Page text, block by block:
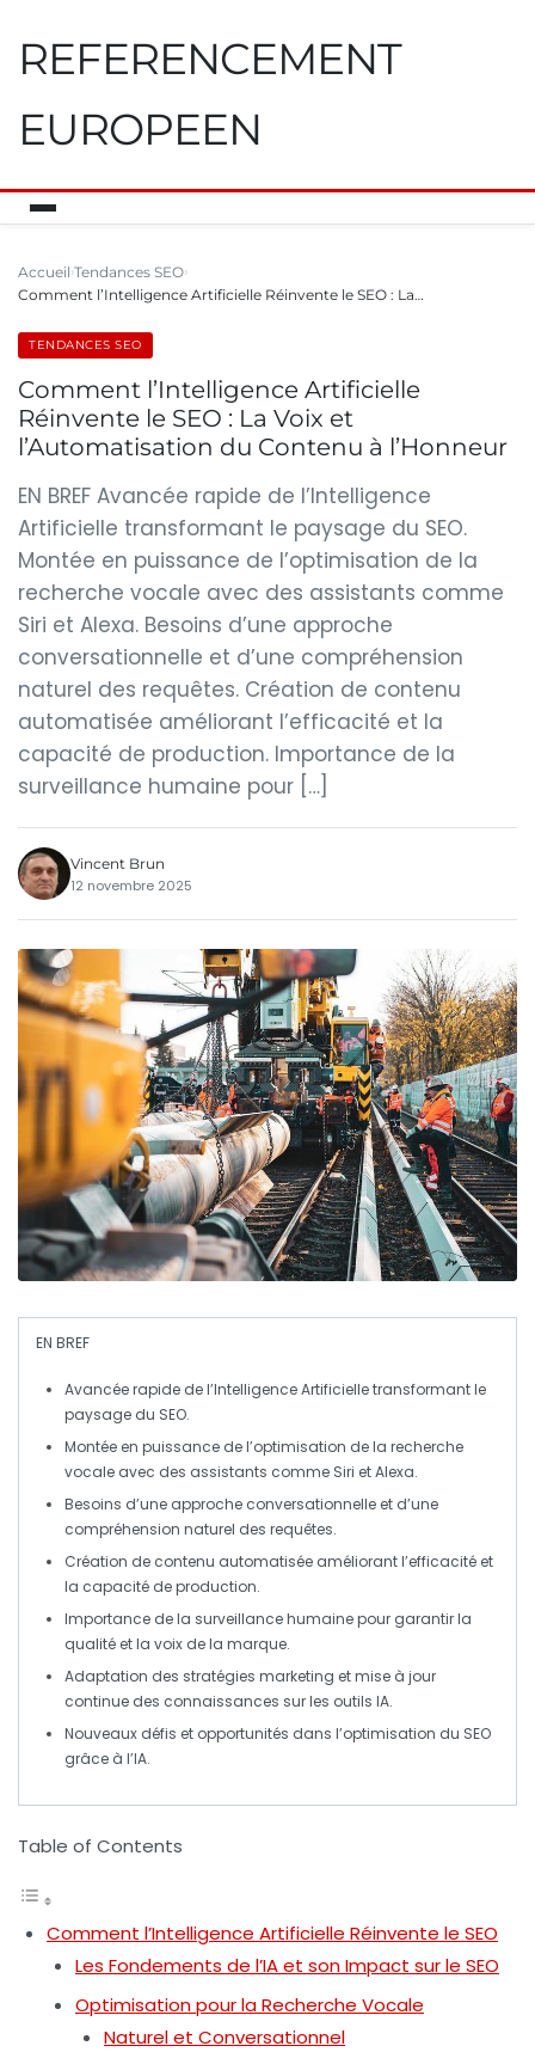
REFERENCEMENT
EUROPEEN
Accueil Tendances SEO
Comment l’Intelligence Artificielle Réinvente le SEO : La…
TENDANCES SEO
Comment l’Intelligence Artificielle
Réinvente le SEO : La Voix et
l’Automatisation du Contenu à l’Honneur
EN BREF Avancée rapide de l’Intelligence
Artificielle transformant le paysage du SEO.
Montée en puissance de l’optimisation de la
recherche vocale avec des assistants comme
Siri et Alexa. Besoins d’une approche
conversationnelle et d’une compréhension
naturel des requêtes. Création de contenu
automatisée améliorant l’efficacité et la
capacité de production. Importance de la
surveillance humaine pour […]
Vincent Brun
12 novembre 2025
EN BREF
Avancée rapide de l’Intelligence Artificielletransformant le
paysage du SEO.
Montée en puissance de l’optimisation de la recherche
vocale avec des assistants comme Siri etAlexa.
Besoins d’une approche conversationnelle et d’une
compréhension naturel des requêtes.
Création de contenu automatisée améliorant l’efficacité et
la capacité de production.
Importance de la surveillance humainepour garantir la
qualité et la voix de la marque.
Adaptation des stratégies marketing et mise à jour
continue des connaissances sur les outils IA.
Nouveaux défis et opportunités dans l’optimisation du SEO
grâce à l’IA.
Table of Contents
Comment l’Intelligence Artificielle Réinvente le SEO
Les Fondements de l’IA et son Impact sur le SEO
Optimisation pour la Recherche Vocale
Naturel et Conversationnel